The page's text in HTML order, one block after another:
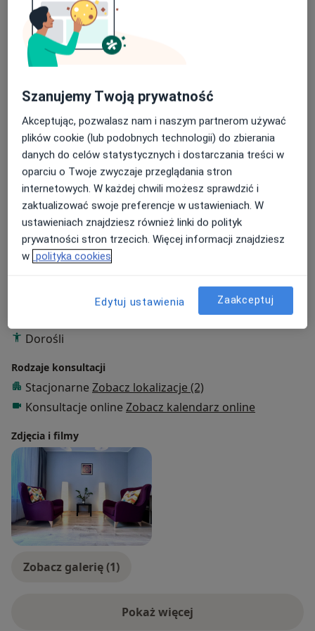
Irvina Yaloma, o tym, że „najważniejsza w terapii jest
relacja, to ona uzdrawia”. Relacja oparta na poczuciu
bezpieczeństwa, zaufaniu i szacunku.
Małgorzata Raciborska
więcejO mnie
Podejście terapeutyczne
Psychoterapia
Psychoterapia gestalt
Główne obszary pomocy
Brak sensu życia
Bezsenność
Niskie poczucie własnej wartości
Dorośli
Rodzaje konsultacji
Stacjonarne Zobacz lokalizacje (2)
Konsultacje online Zobacz kalendarz online
Zdjęcia i filmy
Zobacz galerię (1)
Pokaż więcejo doświadczeniu
Szanujemy Twoją prywatność
Akceptując, pozwalasz nam i naszym partnerom używać
plików cookie (lub podobnych technologii) do zbierania
danych do celów statystycznych i dostarczania treści w
oparciu o Twoje zwyczaje przeglądania stron
internetowych. W każdej chwili możesz sprawdzić i
zaktualizować swoje preferencje w ustawieniach. W
ustawieniach znajdziesz również linki do polityk
prywatności stron trzecich. Więcej informacji znajdziesz
w polityka cookies
Edytuj ustawienia Zaakceptuj